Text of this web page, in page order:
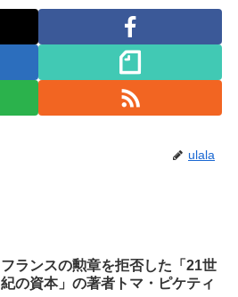
ulala
フランスの勲章を拒否した「21世
紀の資本」の著者トマ・ピケティ